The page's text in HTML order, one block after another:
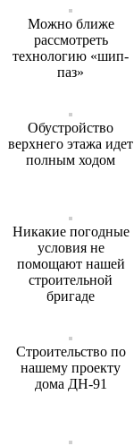
Можно ближе
рассмотреть
технологию «шип-
паз»
Обустройство
верхнего этажа идет
полным ходом
Никакие погодные
условия не
помощают нашей
строительной
бригаде
Строительство по
нашему проекту
дома ДН-91